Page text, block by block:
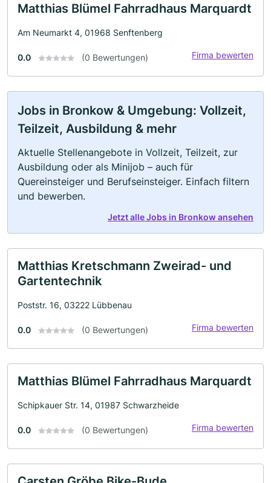
Matthias Blümel Fahrradhaus Marquardt
Am Neumarkt 4, 01968 Senftenberg
0.0 (0 Bewertungen) Firma bewerten
Jobs in Bronkow & Umgebung: Vollzeit,
Teilzeit, Ausbildung & mehr
Aktuelle Stellenangebote in Vollzeit, Teilzeit, zur
Ausbildung oder als Minijob – auch für
Quereinsteiger und Berufseinsteiger. Einfach filtern
und bewerben.
Jetzt alle Jobs in Bronkow ansehen
Matthias Kretschmann Zweirad- und
Gartentechnik
Poststr. 16, 03222 Lübbenau
0.0 (0 Bewertungen) Firma bewerten
Matthias Blümel Fahrradhaus Marquardt
Schipkauer Str. 14, 01987 Schwarzheide
0.0 (0 Bewertungen) Firma bewerten